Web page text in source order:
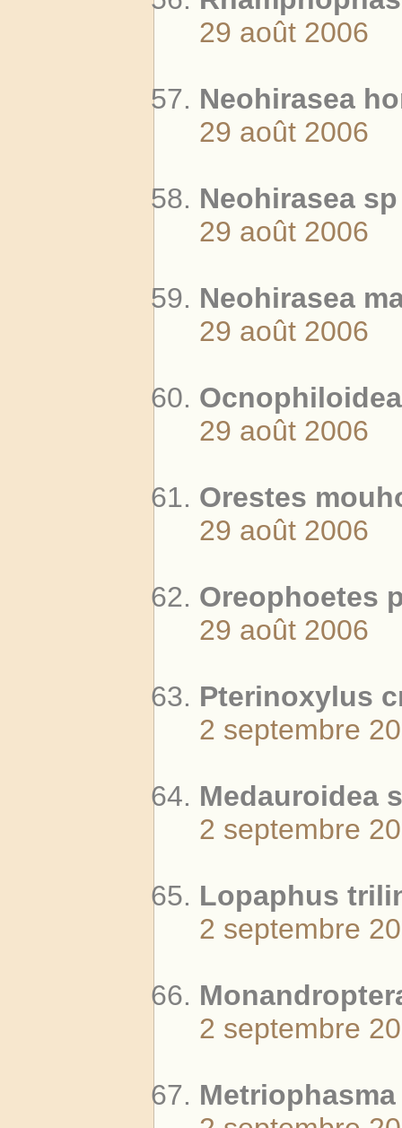
29 août 2006
Neohirasea
29 août 2006
Neohirasea sp
29 août 2006
Neohirasea
29 août 2006
29 août 2006
Orestes
29 août 2006
Oreophoetes
29 août 2006
Pterinoxylus
2 septembre
Medauroidea
2 septembre
Lopaphus
2 septembre
2 septembre
Metriophasma